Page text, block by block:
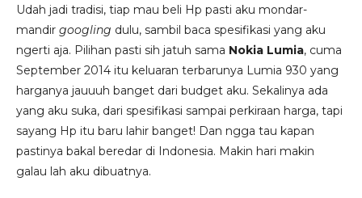
Udah jadi tradisi, tiap mau beli Hp pasti aku mondar-
mandir googling dulu, sambil baca spesifikasi yang aku
ngerti aja. Pilihan pasti sih jatuh sama Nokia Lumia, cuma
September 2014 itu keluaran terbarunya Lumia 930 yang
harganya jauuuh banget dari budget aku. Sekalinya ada
yang aku suka, dari spesifikasi sampai perkiraan harga, tapi
sayang Hp itu baru lahir banget! Dan ngga tau kapan
pastinya bakal beredar di Indonesia. Makin hari makin
galau lah aku dibuatnya.